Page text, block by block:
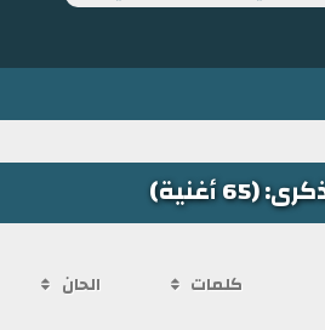
أغنية)
كلمات الحان